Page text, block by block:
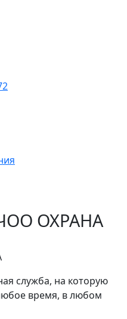
ОХРАНА
служба, на которую
время, в любом